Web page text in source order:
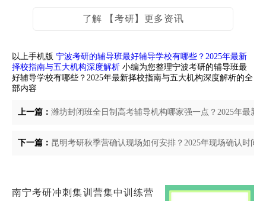
了解 【考研】更多资讯
以上手机版 宁波考研的辅导班最好辅导学校有哪些？2025年最新
择校指南与五大机构深度解析 小编为您整理宁波考研的辅导班最
好辅导学校有哪些？2025年最新择校指南与五大机构深度解析的全
部内容
上一篇： 潍坊封闭班全日制高考辅导机构哪家强一点？2025年最新
下一篇： 昆明考研秋季营确认现场如何安排？2025年现场确认时间
南宁考研冲刺集训营集中训练营